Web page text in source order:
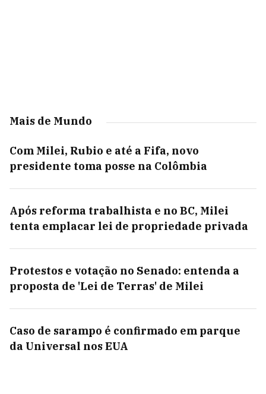
Mais de Mundo
Com Milei, Rubio e até a Fifa, novo
presidente toma posse na Colômbia
Após reforma trabalhista e no BC, Milei
tenta emplacar lei de propriedade privada
Protestos e votação no Senado: entenda a
proposta de 'Lei de Terras' de Milei
Caso de sarampo é confirmado em parque
da Universal nos EUA